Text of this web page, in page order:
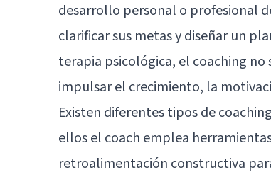
desarrollo personal o profesional
clarificar sus metas y diseñar un
terapia psicológica, el coaching
impulsar el crecimiento, la
Existen diferentes tipos de
ellos el coach emplea
retroalimentación constructiva